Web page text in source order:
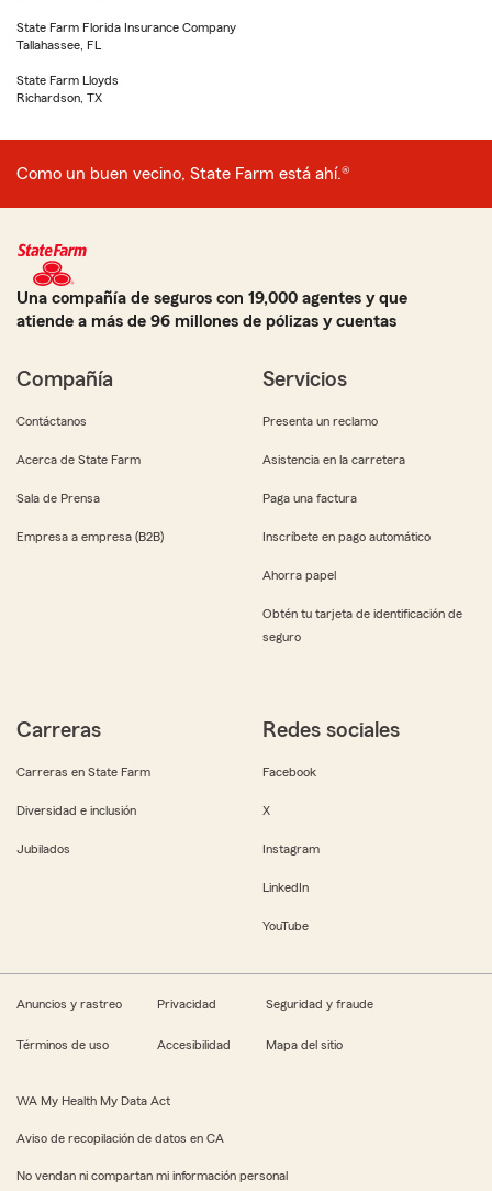
State Farm Florida Insurance Company
Tallahassee, FL
State Farm Lloyds
Richardson, TX
Como un buen vecino, State Farm está ahí.®
Una compañía de seguros con 19,000 agentes y que
atiende a más de 96 millones de pólizas y cuentas
Compañía
Contáctanos
Acerca de State Farm
Sala de Prensa
Empresa a empresa (B2B)
Servicios
Presenta un reclamo
Asistencia en la carretera
Paga una factura
Inscríbete en pago automático
Ahorra papel
Obtén tu tarjeta de identificación de
seguro
Carreras
Carreras en State Farm
Diversidad e inclusión
Jubilados
Redes sociales
Facebook
X
Instagram
LinkedIn
YouTube
Anuncios y rastreo Privacidad Seguridad y fraude
Términos de uso Accesibilidad Mapa del sitio
WA My Health My Data Act
Aviso de recopilación de datos en CA
No vendan ni compartan mi información personal